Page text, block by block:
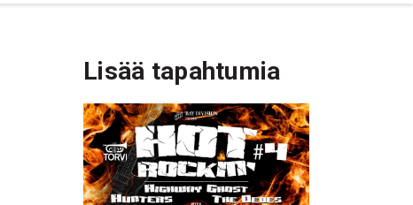
Lisää tapahtumia